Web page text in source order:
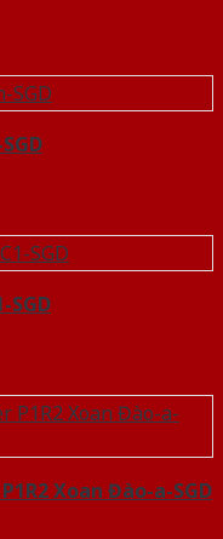
SGD
Xoan Đào-a-SGD